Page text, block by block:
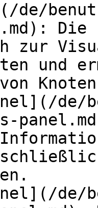
de/
zur
und
de/
de/